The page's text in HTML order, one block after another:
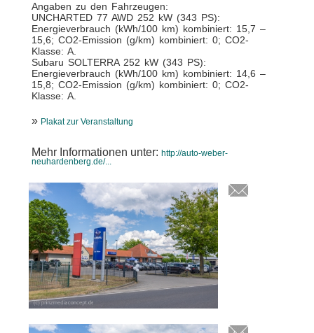
Angaben zu den Fahrzeugen:
UNCHARTED 77 AWD 252 kW (343 PS):
Energieverbrauch (kWh/100 km) kombiniert: 15,7 –
15,6; CO2-Emission (g/km) kombiniert: 0; CO2-
Klasse: A.
Subaru SOLTERRA 252 kW (343 PS):
Energieverbrauch (kWh/100 km) kombiniert: 14,6 –
15,8; CO2-Emission (g/km) kombiniert: 0; CO2-
Klasse: A.
» Plakat zur Veranstaltung
Mehr Informationen unter: http://auto-weber-
neuhardenberg.de/...